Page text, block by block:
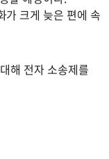
가 크게 늦은 편에 속
해 전자 소송제를